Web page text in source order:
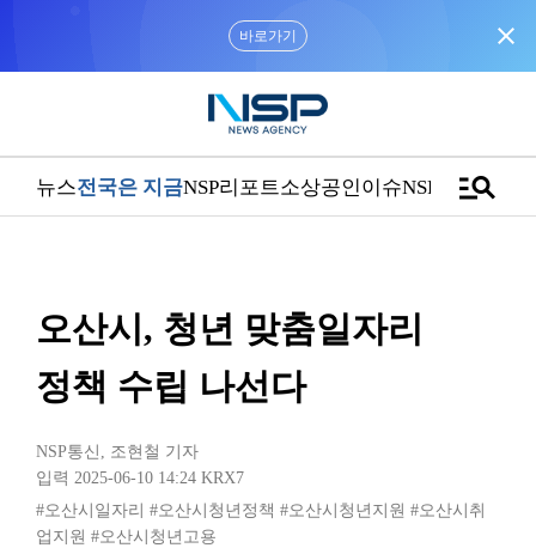
바로가기 close
뉴스전국은 지금NSP리포트소상공인이슈NSPTVmanage_search
오산시, 청년 맞춤일자리
정책 수립 나선다
NSP통신 , 조현철 기자
입력 2025-06-10 14:24 KRX7
#오산시일자리 #오산시청년정책 #오산시청년지원 #오산시취
업지원 #오산시청년고용